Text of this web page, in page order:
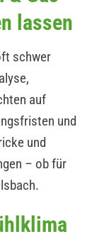
lassen
schwer
auf
und
und
– ob für